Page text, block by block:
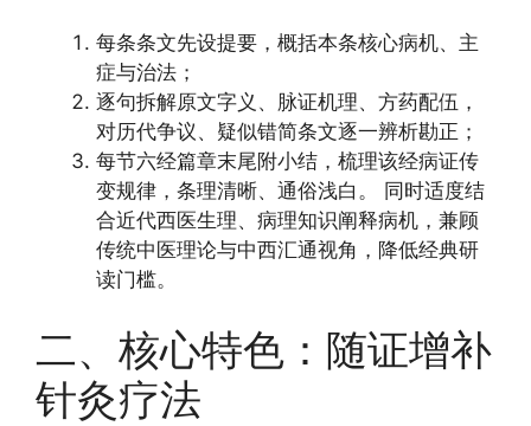
每条条文先设提要，概括本条核心病机、主
症与治法；
逐句拆解原文字义、脉证机理、方药配伍，
对历代争议、疑似错简条文逐一辨析勘正；
每节六经篇章末尾附小结，梳理该经病证传
变规律，条理清晰、通俗浅白。 同时适度结
合近代西医生理、病理知识阐释病机，兼顾
传统中医理论与中西汇通视角，降低经典研
读门槛。
二、核心特色：随证增补
针灸疗法